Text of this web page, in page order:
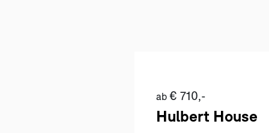
ab € 710,-
Hulbert House